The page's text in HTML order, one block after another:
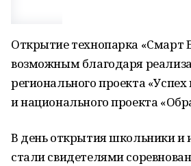
Открытие технопарка «Смарт
возможным благодаря
регионального проекта
и национального проекта
В день открытия школьники и
стали свидетелями